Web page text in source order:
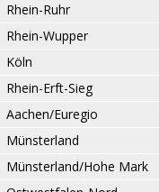
Rhein-Ruhr
Rhein-Wupper
Köln
Rhein-Erft-Sieg
Aachen/Euregio
Münsterland
Münsterland/Hohe Mark